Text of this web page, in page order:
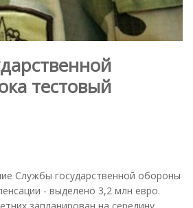
тестовый
Службы государственной обороны
- выделено 3,2 млн евро.